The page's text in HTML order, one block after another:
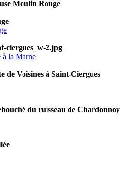
Moulin Rouge
ciergues_w-2.jpg
à la Marne
de Voisines à Saint-Ciergues
du ruisseau de Chardonnoy